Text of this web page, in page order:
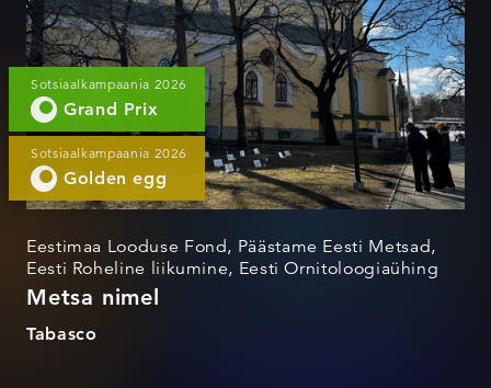
Sotsiaalkampaania 2026
Grand Prix
Sotsiaalkampaania 2026
Golden egg
Eestimaa Looduse Fond, Päästame Eesti Metsad,
Eesti Roheline liikumine, Eesti Ornitoloogiaühing
Metsa nimel
Tabasco